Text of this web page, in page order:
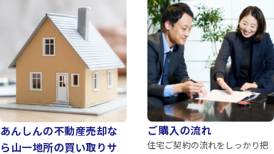
あんしんの不動産売却な
ら山一地所の買い取りサ
ご購入の流れ
住宅ご契約の流れをしっかり把